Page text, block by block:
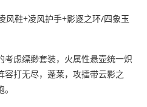
风鞋+凌风护手+影逐之环/四象玉
虑缥缈套装，火属性悬壶统一炽
打无尽，蓬莱，攻擂带云影之